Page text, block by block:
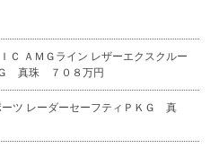
Ｃ ＡＭＧライン レザーエクスクルー
Ｇ 真珠 ７０８万円
ーツ レーダーセーフティＰＫＧ 真